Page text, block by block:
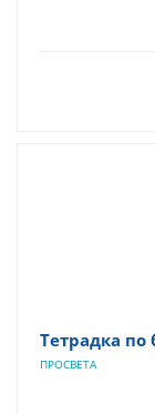
Тетрадка по
ПРОСВЕТА